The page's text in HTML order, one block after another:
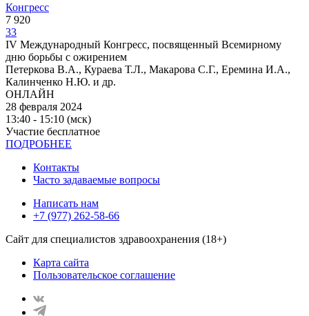
Конгресс
7 920
33
IV Международный Конгресс, посвященный Всемирному
дню борьбы с ожирением
Петеркова В.А., Кураева Т.Л., Макарова С.Г., Еремина И.А.,
Калинченко Н.Ю. и др.
ОНЛАЙН
28 февраля 2024
13:40 - 15:10 (мск)
Участие бесплатное
ПОДРОБНЕЕ
Контакты
Часто задаваемые вопросы
Написать нам
+7 (977) 262-58-66
Сайт для специалистов здравоохранения (18+)
Карта сайта
Пользовательское соглашение